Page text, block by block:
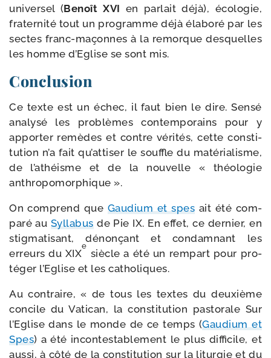
uni­ver­sel (Benoît XVI en par­lait déjà), éco­lo­gie,
fra­ter­ni­té tout un pro­gramme déjà éla­bo­ré par les
sectes franc-​maçonnes à la remorque des­quelles
les homme d’Eglise se sont mis.
Conclusion
Ce texte est un échec, il faut bien le dire. Sensé
ana­ly­sé les pro­blèmes contem­po­rains pour y
appor­ter remèdes et contre véri­tés, cette consti­
tu­tion n’a fait qu’at­ti­ser le souffle du maté­ria­lisme,
de l’a­théisme et de la nou­velle « théo­lo­gie
anthropomorphique ».
On com­prend que Gaudium et spes ait été com­
pa­ré au Syllabusde Pie IX. En effet, ce der­nier, en
stig­ma­ti­sant, dénon­çant et condam­nant les
erreurs du XIX
e
siècle a été un rem­part pour pro­
té­ger l’Eglise et les catholiques.
Au contraire, « de tous les textes du deuxième
concile du Vatican, la consti­tu­tion pas­to­rale Sur
l’Eglise dans le monde de ce temps (Gaudium et
Spes) a été incon­tes­ta­ble­ment le plus dif­fi­cile, et
aus­si, à côté de la consti­tu­tion sur la litur­gie et du